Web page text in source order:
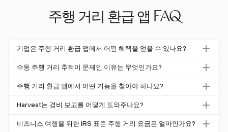
주행 거리 환급 앱 FAQ
기업은 주행 거리 환급 앱에서 어떤 혜택을 얻을 수 있나요?
주행 거리 환급 앱은 비즈니스 여행의 추적 및 보고 프로세
이러한 솔루션을 사용하여 연간 4,000시간 이상을 절약하
를 보장하는 데 도움을 줍니다.
수동 주행 거리 추적이 문제인 이유는 무엇인가요?
수동 주행 거리 추적은 오류가 발생하기 쉬우며, 88%의 스
급 및 감사 위험 증가로 이어질 수 있습니다. 또한, 수동 추적
을 빼앗깁니다.
주행 거리 환급 앱에서 어떤 기능을 찾아야 하나요?
자동 GPS 추적, 여행 목적에 대한 맞춤형 레이블, 상세 경비
높이고 조직적인 기록을 보장하며 원활한 환급 프로세스를
Harvest는 경비 보고를 어떻게 도와주나요?
Harvest는 상세한 월별 및 연간 요약을 제공하여 기업이 시
비즈니스 여행을 위한 IRS 표준 주행 거리 요금은 얼마인가요?